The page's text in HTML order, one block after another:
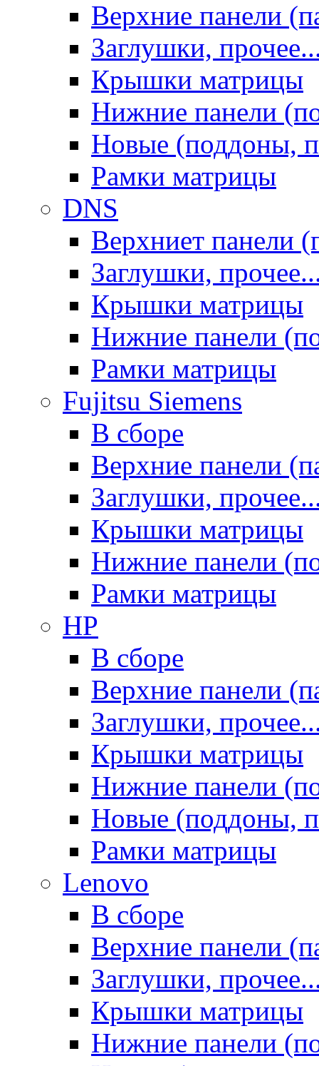
Верхние панели
Заглушки,
Крышки матрицы
Нижние панели
Новые (поддоны,
Рамки матрицы
DNS
Верхниет панели
Заглушки,
Крышки матрицы
Нижние панели
Рамки матрицы
Fujitsu Siemens
В сборе
Верхние панели
Заглушки,
Крышки матрицы
Нижние панели
Рамки матрицы
HP
В сборе
Верхние панели
Заглушки,
Крышки матрицы
Нижние панели
Новые (поддоны,
Рамки матрицы
Lenovo
В сборе
Верхние панели
Заглушки,
Крышки матрицы
Нижние панели